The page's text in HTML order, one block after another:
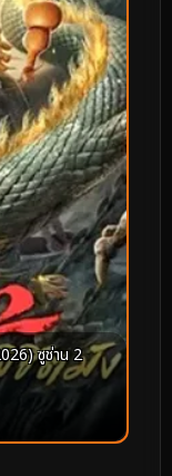
ซูช่าน 2